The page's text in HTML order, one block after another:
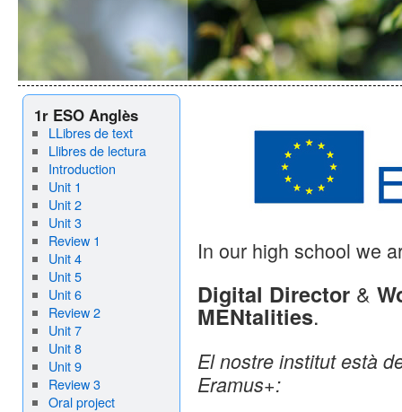
1r ESO Anglès
LLibres de text
Llibres de lectura
Introduction
Unit 1
Unit 2
Unit 3
Review 1
Unit 4
Unit 5
Unit 6
Review 2
Unit 7
Unit 8
Unit 9
Review 3
Oral project
In our high school we
Digital Director &
MENtalities.
El nostre institut està
Eramus+: